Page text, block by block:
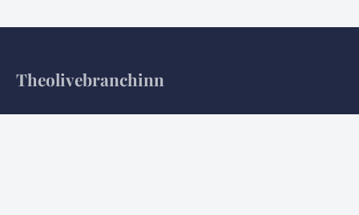
Theolivebranchinn